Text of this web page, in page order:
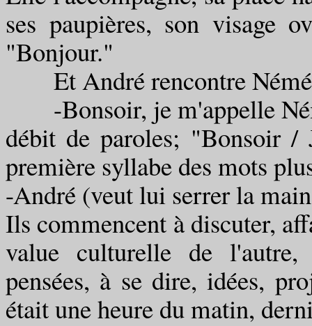
ses paupières, son visage
"Bonjour."
Et André rencontre
-Bonsoir, je m'appelle
débit de paroles; "Bonsoir /
première syllabe des mots
-André (veut lui serrer la
Ils commencent à discuter,
value culturelle de
pensées, à se dire, idées,
était une heure du matin,